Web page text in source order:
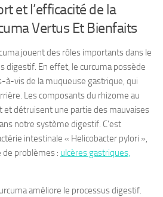
et l’efficacité de la
Vertus Et Bienfaits
jouent des rôles importants dans le
digestif. En effet, le curcuma possède
à-vis de la muqueuse gastrique, qui
Les composants du rhizome au
et détruisent une partie des mauvaises
notre système digestif. C’est
intestinale « Helicobacter pylori »,
problèmes : ulcères gastriques,
améliore le processus digestif.